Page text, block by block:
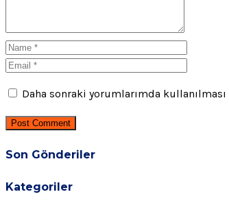
Daha sonraki yorumlarımda
Post Comment
Son Gönderiler
Kategoriler